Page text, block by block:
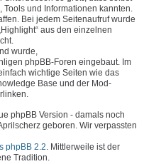
und Informationen kannten.
Bei jedem Seitenaufruf wurde
aus den einzelnen
wurde,
phpBB-Foren eingebaut. Im
wichtige Seiten wie das
Base und der Mod-
phpBB Version - damals noch
geboren. Wir verpassten
phpBB 2.2. Mittlerweile ist der
Tradition.